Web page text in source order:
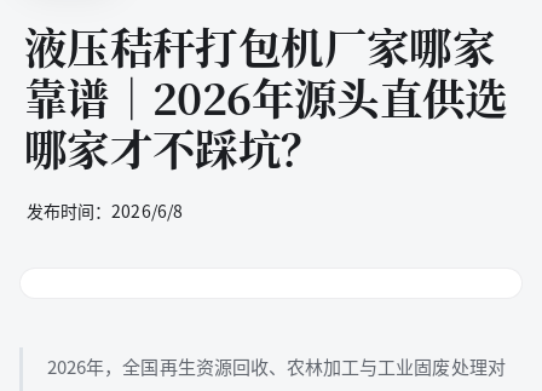
液压秸秆打包机厂家哪家
靠谱｜2026年源头直供选
哪家才不踩坑？
发布时间：2026/6/8
2026年，全国再生资源回收、农林加工与工业固废处理对